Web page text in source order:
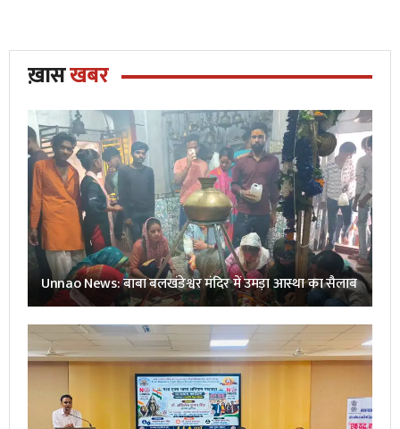
ख़ासखबर
Unnao News: बाबा बलखंडेश्वर मंदिर में उमड़ा आस्था का सैलाब